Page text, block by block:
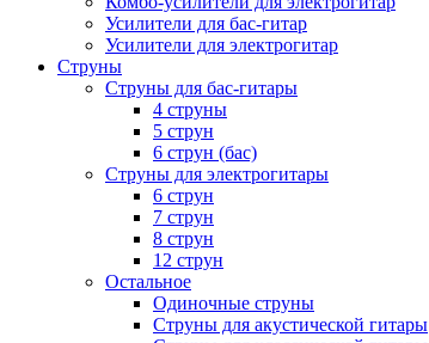
Усилители для бас-гитар
Усилители для электрогитар
Струны
Струны для бас-гитары
4 струны
5 струн
6 струн (бас)
Струны для электрогитары
6 струн
7 струн
8 струн
12 струн
Остальное
Одиночные струны
Струны для акустической гитары